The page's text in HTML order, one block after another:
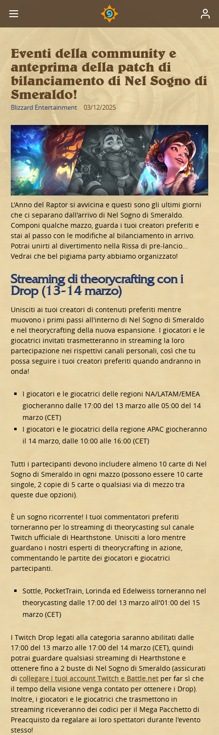
Eventi della community e
anteprima della patch di
bilanciamento di Nel Sogno di
Smeraldo!
Blizzard Entertainment 03/12/2025
L'Anno del Raptor si avvicina e questi sono gli ultimi giorni
che ci separano dall'arrivo di Nel Sogno di Smeraldo.
Componi qualche mazzo, guarda i tuoi creatori preferiti e
stai al passo con le modifiche al bilanciamento in arrivo.
Potrai unirti al divertimento nella Rissa di pre-lancio...
Vedrai che bel pigiama party abbiamo organizzato!
Streaming di theorycrafting con i
Drop (13-14 marzo)
Unisciti ai tuoi creatori di contenuti preferiti mentre
muovono i primi passi all'interno di Nel Sogno di Smeraldo
e nel theorycrafting della nuova espansione. I giocatori e le
giocatrici invitati trasmetteranno in streaming la loro
partecipazione nei rispettivi canali personali, così che tu
possa seguire i tuoi creatori preferiti quando andranno in
onda!
I giocatori e le giocatrici delle regioni NA/LATAM/EMEA
giocheranno dalle 17:00 del 13 marzo alle 05:00 del 14
marzo (CET)
I giocatori e le giocatrici della regione APAC giocheranno
il 14 marzo, dalle 10:00 alle 16:00 (CET)
Tutti i partecipanti devono includere almeno 10 carte di Nel
Sogno di Smeraldo in ogni mazzo (possono essere 10 carte
singole, 2 copie di 5 carte o qualsiasi via di mezzo tra
queste due opzioni).
È un sogno ricorrente! I tuoi commentatori preferiti
torneranno per lo streaming di theorycasting sul canale
Twitch ufficiale di Hearthstone. Unisciti a loro mentre
guardano i nostri esperti di theorycrafting in azione,
commentando le partite dei giocatori e giocatrici
partecipanti.
Sottle, PocketTrain, Lorinda ed Edelweiss torneranno nel
theorycasting dalle 17:00 del 13 marzo all'01:00 del 15
marzo (CET)
I Twitch Drop legati alla categoria saranno abilitati dalle
17:00 del 13 marzo alle 17:00 del 14 marzo (CET), quindi
potrai guardare qualsiasi streaming di Hearthstone e
ottenere fino a 2 buste di Nel Sogno di Smeraldo (assicurati
dicollegare i tuoi account Twitch e Battle.net per far sì che
il tempo della visione venga contato per ottenere i Drop).
Inoltre, i giocatori e le giocatrici che trasmettono in
streaming riceveranno dei codici per il Mega Pacchetto di
Preacquisto da regalare ai loro spettatori durante l'evento
stesso!